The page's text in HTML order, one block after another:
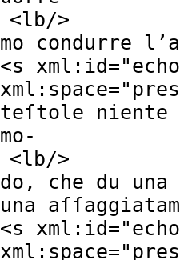
<lb/>
mo condurre
<s xml:id="
xml:space="
teſtole niente
mo-
<lb/>
do, che du una
una
<s xml:id="
xml:space="